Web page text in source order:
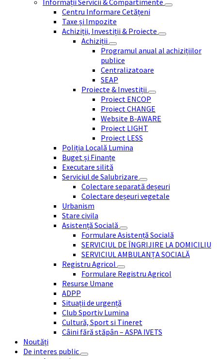
Informații Servicii & Compartimente
Centru Informare Cetățeni
Taxe și Impozite
Achiziții, Investiții & Proiecte
Achiziții
Programul anual al achizițiilor
publice
Centralizatoare
SEAP
Proiecte & Investiții
Proiect ENCOP
Proiect CHANGE
Website B-AWARE
Proiect LIGHT
Proiect LESS
Poliția Locală Lumina
Buget și Finanțe
Executare silită
Serviciul de Salubrizare
Colectare separată deșeuri
Colectare deșeuri vegetale
Urbanism
Stare civila
Asistență Socială
Formulare Asistență Socială
SERVICIUL DE ÎNGRIJIRE LA DOMICILIU
SERVICIUL AMBULANȚA SOCIALĂ
Registru Agricol
Formulare Registru Agricol
Resurse Umane
ADPP
Situații de urgență
Club Sportiv Lumina
Cultură, Sport si Tineret
Câini fără stăpân – ASPA IVETS
Noutăți
De interes public